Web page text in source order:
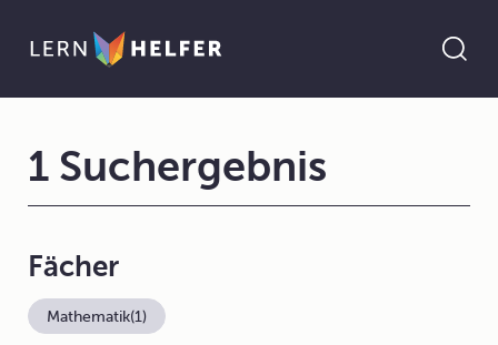
1 Suchergebnis
Fächer
Mathematik(1)